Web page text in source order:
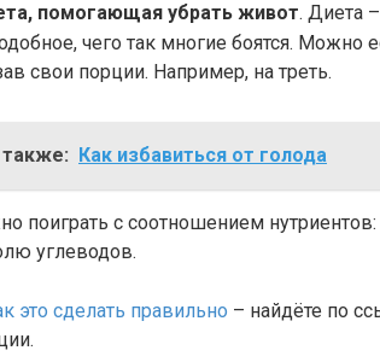
помогающая убрать живот. Диета
чего так многие боятся. Можно
свои порции. Например, на треть.
также: Как избавиться от голода
поиграть с соотношением
углеводов.
это сделать правильно – найдёте по